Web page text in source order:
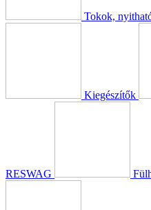
Tokok,
Kiegészítők
RESWAG